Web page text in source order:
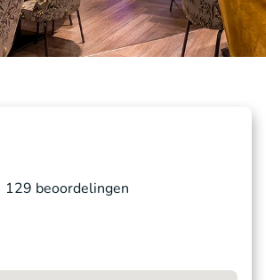
129 beoordelingen